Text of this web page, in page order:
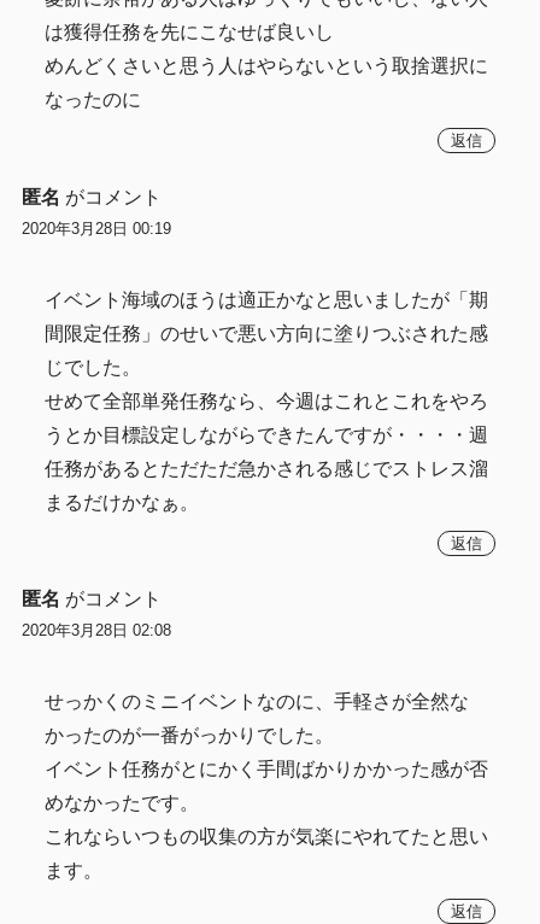
は獲得任務を先にこなせば良いし
めんどくさいと思う人はやらないという取捨選択に
なったのに
返信
匿名 がコメント
2020年3月28日 00:19
イベント海域のほうは適正かなと思いましたが「期
間限定任務」のせいで悪い方向に塗りつぶされた感
じでした。
せめて全部単発任務なら、今週はこれとこれをやろ
うとか目標設定しながらできたんですが・・・・週
任務があるとただただ急かされる感じでストレス溜
まるだけかなぁ。
返信
匿名 がコメント
2020年3月28日 02:08
せっかくのミニイベントなのに、手軽さが全然な
かったのが一番がっかりでした。
イベント任務がとにかく手間ばかりかかった感が否
めなかったです。
これならいつもの収集の方が気楽にやれてたと思い
ます。
返信